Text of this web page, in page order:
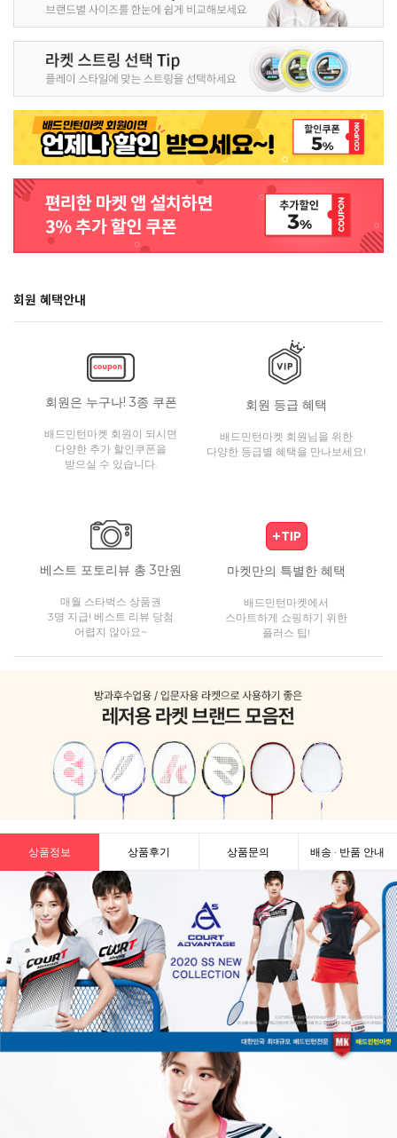
회원 혜택안내
회원은 누구나! 3종 쿠폰
배드민턴마켓 회원이 되시면
다양한 추가 할인쿠폰을
받으실 수 있습니다.
회원 등급 혜택
배드민턴마켓 회원님을 위한
다양한 등급별 혜택을 만나보세요!
베스트 포토리뷰 총 3만원
매월 스타벅스 상품권
3명 지급! 베스트 리뷰 당첨
어렵지 않아요~
마켓만의 특별한 혜택
배드민턴마켓에서
스마트하게 쇼핑하기 위한
플러스 팁!
상품정보 상품후기 상품문의 배송 · 반품 안내